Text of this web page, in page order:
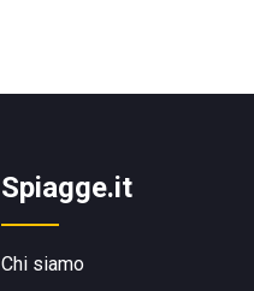
Spiagge.it
Chi siamo